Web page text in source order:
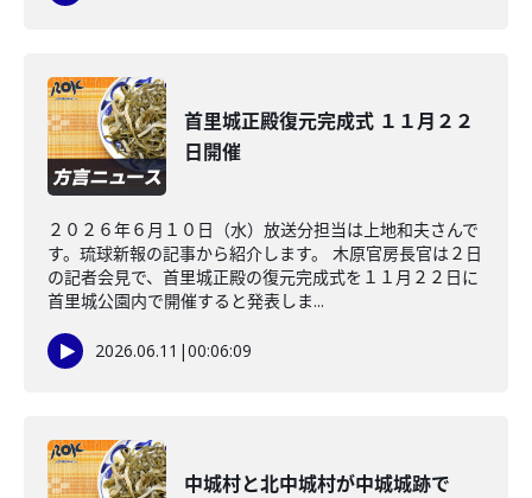
首里城正殿復元完成式 １１月２２
日開催
２０２６年６月１０日（水）放送分担当は上地和夫さんで
す。琉球新報の記事から紹介します。 木原官房長官は２日
の記者会見で、首里城正殿の復元完成式を１１月２２日に
首里城公園内で開催すると発表しま...
2026.06.11 |00:06:09
中城村と北中城村が中城城跡で